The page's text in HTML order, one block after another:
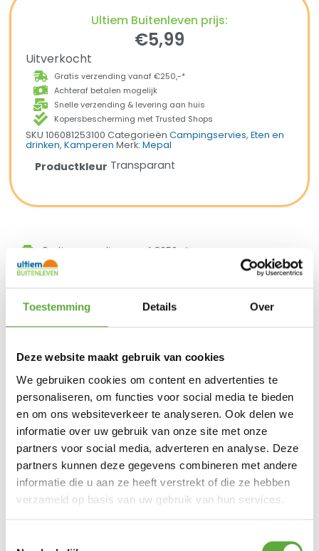
Toestemming Details Over
Deze website maakt gebruik van cookies
We gebruiken cookies om content en advertenties te
personaliseren, om functies voor social media te bieden
en om ons websiteverkeer te analyseren. Ook delen we
informatie over uw gebruik van onze site met onze
partners voor social media, adverteren en analyse. Deze
partners kunnen deze gegevens combineren met andere
informatie die u aan ze heeft verstrekt of die ze hebben
verzameld op basis van uw gebruik van hun services.
Ultiem Buitenleven prijs:
€5,99
Uitverkocht
Gratis verzending vanaf €250,-*
Achteraf betalen mogelijk
Snelle verzending & levering aan huis
Kopersbescherming met Trusted Shops
SKU106081253100Categorieën Campingservies,Eten en
drinken,Kamperen Merk:Mepal
Productkleur Transparant
Gratis verzending vanaf €250,-*
Achteraf betalen mogelijk
Kopersbescherming met Trusted Shops
GERELATEERDE PRODUCTEN